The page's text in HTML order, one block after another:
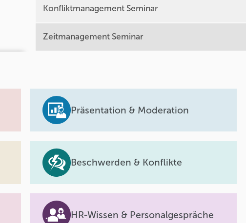
Konfliktmanagement Seminar
Zeitmanagement Seminar
Präsentation & Moderation
Beschwerden & Konflikte
HR-Wissen & Personalgespräche